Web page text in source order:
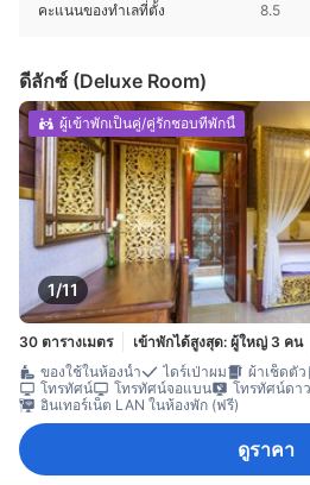
คะแนนของทำเลที่ตั้ง 8.5
ดีลักซ์ (Deluxe Room)
1/11
ผู้เข้าพักเป็นคู่/คู่รักชอบที่พักนี้
30 ตารางเมตร เข้าพักได้สูงสุด: ผู้ใหญ่ 3 คน
ของใช้ในห้องน้ำ
ไดร์เป่าผม ผ้าเช็ดตัว
โทรทัศน์
โทรทัศน์จอแบน โทรทัศน์ดา
อินเทอร์เน็ต LAN ในห้องพัก (ฟรี)
ดูราคา